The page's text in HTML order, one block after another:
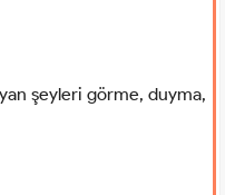
şeyleri görme, duyma,